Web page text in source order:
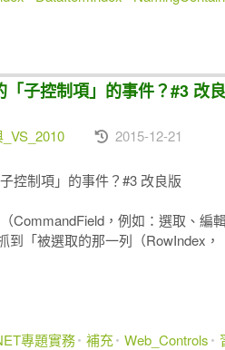
子控制項」的事件？#3 改
2015-12-21
控制項」的事件？#3 改良版
，例如：選取、編輯
「被選取的那一列（RowIndex，
專題實務 補充 Web_Controls